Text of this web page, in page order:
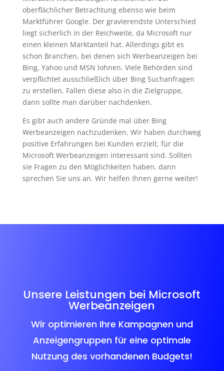
oberflächlicher Betrachtung ebenso wie beim
Marktführer Google. Der gravierendste Unterschied
liegt sicherlich in der Reichweite, da Microsoft nur
einen kleinen Marktanteil hat. Allerdings gibt es
schon Branchen, bei denen sich Werbeanzeigen bei
Bing, Yahoo und MSN lohnen. Viele Behörden sind
verpflichtet ausschließlich über Bing Suchanfragen
zu erstellen. Fallen diese also in die Zielgruppe,
dann sollte man darüber nachdenken.
Es gibt auch andere Gründe mal über Bing
Werbeanzeigen nachzudenken. Wir haben durchweg
positive Erfahrungen bei Kunden erzielt, für die
Microsoft Werbeanzeigen interessant sind. Sollten
sie Fragen zu den Möglichkeiten haben, dann
sprechen Sie uns an. Wir helfen Ihnen gerne weiter!
Unsere Leistungen bei Microsoft
Werbeanzeigen
Wir optimieren Ihre Kampagnen und
Anzeigengruppen für eine optimale
Nutzung des vorhandenen Budgets!